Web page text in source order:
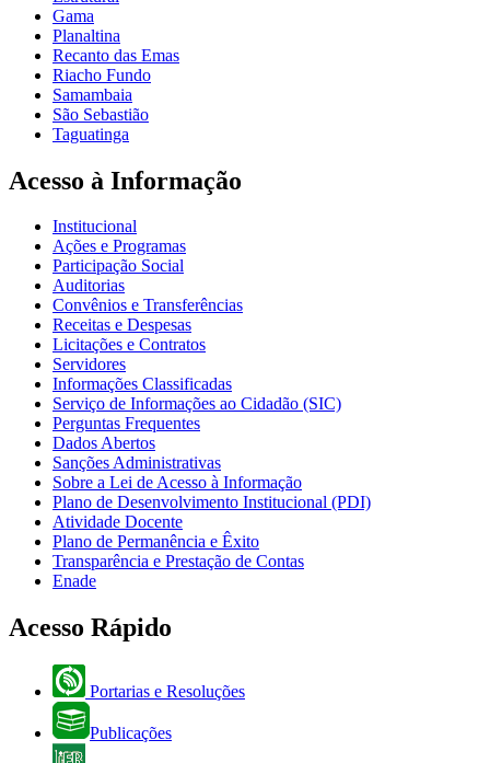
Gama
Planaltina
Recanto das Emas
Riacho Fundo
Samambaia
São Sebastião
Taguatinga
Acesso à Informação
Institucional
Ações e Programas
Participação Social
Auditorias
Convênios e Transferências
Receitas e Despesas
Licitações e Contratos
Servidores
Informações Classificadas
Serviço de Informações ao Cidadão (SIC)
Perguntas Frequentes
Dados Abertos
Sanções Administrativas
Sobre a Lei de Acesso à Informação
Plano de Desenvolvimento Institucional (PDI)
Atividade Docente
Plano de Permanência e Êxito
Transparência e Prestação de Contas
Enade
Acesso Rápido
Portarias e Resoluções
Publicações